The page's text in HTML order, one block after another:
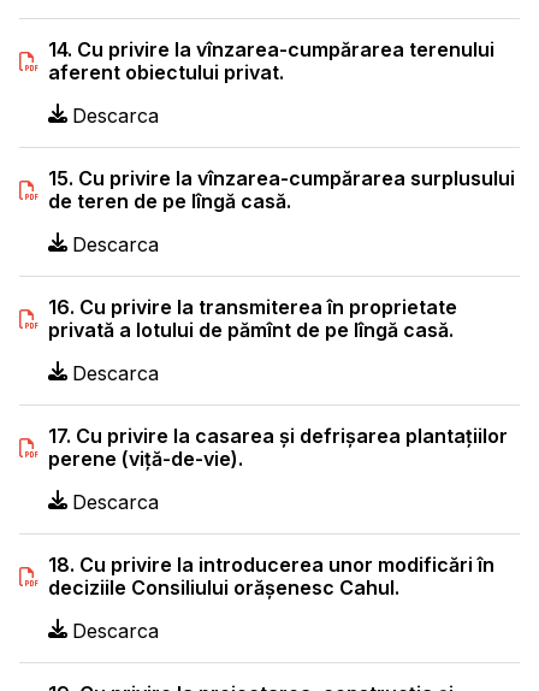
14. Cu privire la vînzarea-cumpărarea terenului
aferent obiectului privat.
Descarca
15. Cu privire la vînzarea-cumpărarea surplusului
de teren de pe lîngă casă.
Descarca
16. Cu privire la transmiterea în proprietate
privată a lotului de pămînt de pe lîngă casă.
Descarca
17. Cu privire la casarea şi defrişarea plantaţiilor
perene (viţă-de-vie).
Descarca
18. Cu privire la introducerea unor modificări în
deciziile Consiliului orăşenesc Cahul.
Descarca